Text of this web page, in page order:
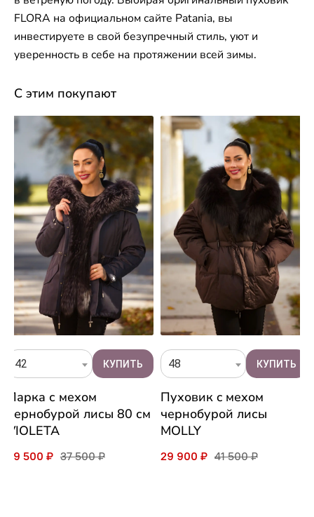
FLORA на официальном сайте Patania, вы
инвестируете в свой безупречный стиль, уют и
уверенность в себе на протяжении всей зимы.
С этим покупают
42
Парка с мехом
чернобурой лисы 80 см
VIOLETA
29 500 ₽ 37 500 ₽
48
Пуховик c мехом
чернобурой лисы
MOLLY
29 900 ₽ 41 500 ₽